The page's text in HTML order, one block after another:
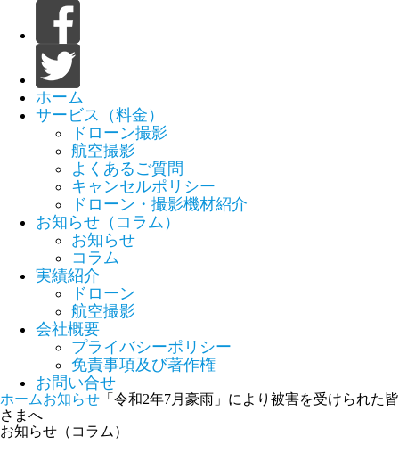
ホーム
サービス（料金）
ドローン撮影
航空撮影
よくあるご質問
キャンセルポリシー
ドローン・撮影機材紹介
お知らせ（コラム）
お知らせ
コラム
実績紹介
ドローン
航空撮影
会社概要
プライバシーポリシー
免責事項及び著作権
お問い合せ
ホームお知らせ 「令和2年7月豪雨」により被害を受けられた皆
さまへ
お知らせ（コラム）